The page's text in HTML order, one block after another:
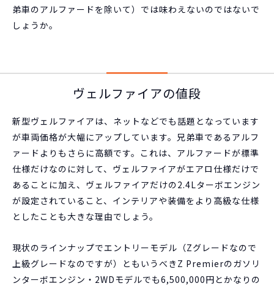
弟車のアルファードを除いて）では味わえないのではないで
しょうか。
ヴェルファイアの値段
新型ヴェルファイアは、ネットなどでも話題となっています
が車両価格が大幅にアップしています。兄弟車であるアルフ
ァードよりもさらに高額です。これは、アルファードが標準
仕様だけなのに対して、ヴェルファイアがエアロ仕様だけで
あることに加え、ヴェルファイアだけの2.4Lターボエンジン
が設定されていること、インテリアや装備をより高級な仕様
としたことも大きな理由でしょう。
現状のラインナップでエントリーモデル（Zグレードなので
上級グレードなのですが）ともいうべきZ Premierのガソリ
ンターボエンジン・2WDモデルでも6,500,000円とかなりの